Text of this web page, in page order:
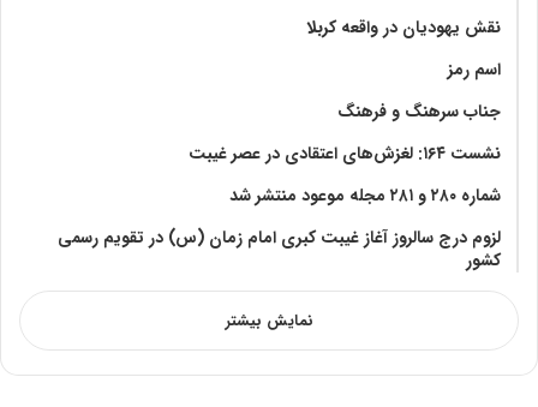
نقش یهودیان در واقعه کربلا
اسم رمز
جناب سرهنگ و فرهنگ
نشست ۱۶۴: لغزش‌های اعتقادی در عصر غیبت
شماره ۲۸۰ و ۲۸۱ مجله موعود منتشر شد
لزوم درج سالروز آغاز غیبت کبری امام زمان (س) در تقویم رسمی
کشور
نمایش بیشتر